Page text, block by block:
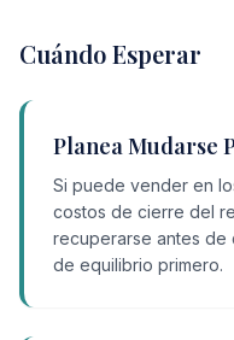
Cuándo Esperar
Planea Mudarse
Si puede vender en
costos de cierre del
recuperarse antes de
de equilibrio primero.